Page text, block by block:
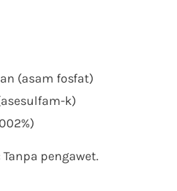
(asam fosfat)
k)
pengawet.